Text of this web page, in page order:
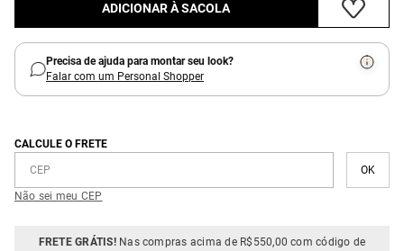
ADICIONAR À SACOLA
Precisa de ajuda para montar seu look?
Falar com um Personal Shopper
CALCULE O FRETE
Não sei meu CEP
FRETE GRÁTIS!Nas compras acima de R$550,00 com código de